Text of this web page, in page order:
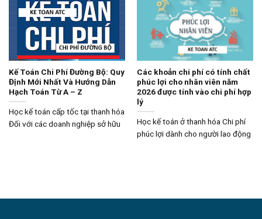
Kế Toán Chi Phí Đường Bộ: Quy
Định Mới Nhất Và Hướng Dẫn
Hạch Toán Từ A – Z
Học kế toán cấp tốc tại thanh hóa
Đối với các doanh nghiệp sở hữu
Các khoản chi phí có tính chất
phúc lợi cho nhân viên năm
2026 được tính vào chi phí hợp
lý
Học kế toán ở thanh hóa Chi phí
phúc lợi dành cho người lao động